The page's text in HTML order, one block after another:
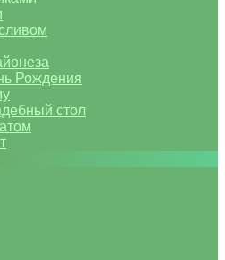
Рождения
стол